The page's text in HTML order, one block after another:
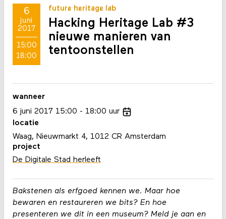
6
juni
2017
15:00
18:00
future heritage lab
Hacking Heritage Lab #3
nieuwe manieren van
tentoonstellen
Bakstenen als erfgoed kennen we. Maar hoe
bewaren en restaureren we bits? En hoe
presenteren we dit in een museum? Meld je aan en
wanneer
6 juni 2017 15:00 18:00 uur
locatie
Waag, Nieuwmarkt 4, 1012 CR Amsterdam
project
De Digitale Stad herleeft